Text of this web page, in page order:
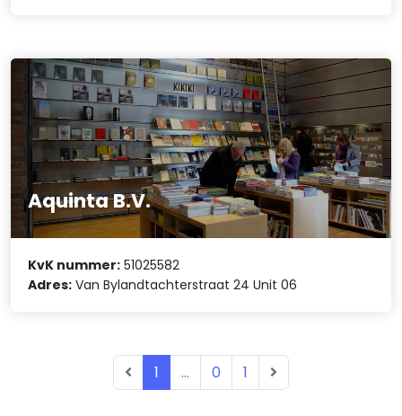
Aquinta B.V.
KvK nummer: 51025582
Adres: Van Bylandtachterstraat 24 Unit 06
1 ... 0 1